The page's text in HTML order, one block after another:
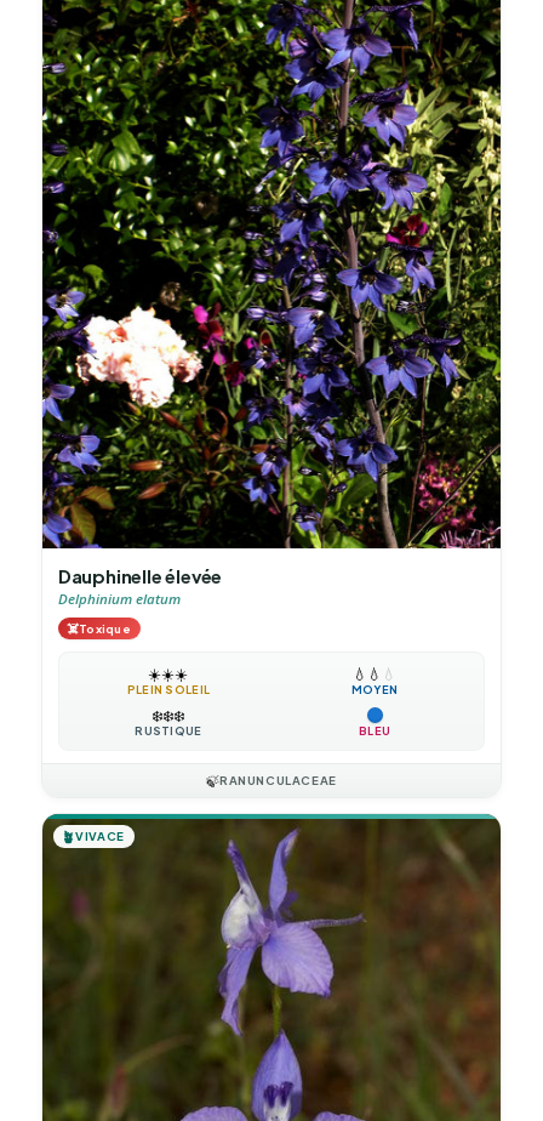
Dauphinelle élevée
Delphinium elatum
☠️Toxique
☀️☀️☀️
PLEIN SOLEIL
💧 💧 💧
MOYEN
❄️❄️❄️
RUSTIQUE BLEU
🍃RANUNCULACEAE
🪴VIVACE